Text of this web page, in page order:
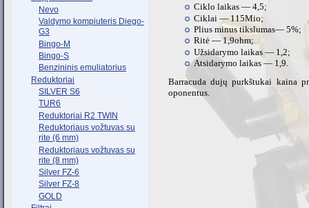
Nevo
Valdymo kompiuteris Diego-
G3
Bingo-M
Bingo-S
Benzininis emuliatorius
Reduktoriai
SILVER S6
TUR6
Reduktoriai R2 TWIN
Reduktoriaus vožtuvas su
rite (6 mm)
Reduktoriaus vožtuvas su
rite (8 mm)
Silver FZ-6
Silver FZ-8
GOLD
Ciklo laikas — 4,5;
Ciklai — 115Mio;
Plius minus tikslumas— 5%;
Ritė — 1,9ohm;
Užsidarymo laikas — 1,2;
Atsidarymo laikas — 1,9.
Barracuda dujų purkštukai kaina
oponentus.